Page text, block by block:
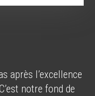
après l’excellence
notre fond de